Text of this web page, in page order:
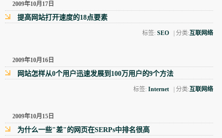
2009年10月17日
提高网站打开速度的18点要素
标签:SEO | 分类:互联网络
2009年10月16日
网站怎样从0个用户迅速发展到100万用户的9个方法
标签:Internet | 分类:互联网络
2009年10月15日
为什么一些"差"的网页在SERPs中排名很高